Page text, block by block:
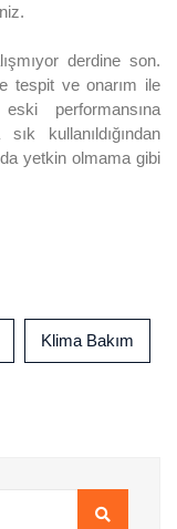
derdine son.
tespit ve onarım ile
performansına
kullanıldığından
yetkin olmama gibi
Klima Bakım